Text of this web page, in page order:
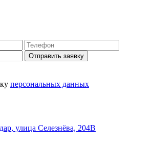
Отправить заявку
персональных данных
улица Селезнёва, 204В